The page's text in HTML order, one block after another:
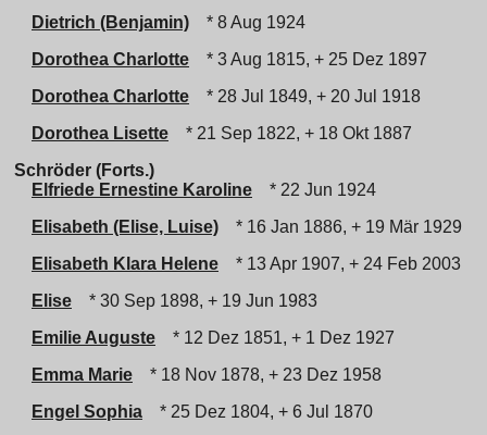
Dietrich (Benjamin)
* 8 Aug 1924
Dorothea Charlotte
* 3 Aug 1815, + 25 Dez 1897
Dorothea Charlotte
* 28 Jul 1849, + 20 Jul 1918
Dorothea Lisette
* 21 Sep 1822, + 18 Okt 1887
Schröder (Forts.)
Elfriede Ernestine Karoline
* 22 Jun 1924
Elisabeth (Elise, Luise)
* 16 Jan 1886, + 19 Mär 1929
Elisabeth Klara Helene
* 13 Apr 1907, + 24 Feb 2003
Elise
* 30 Sep 1898, + 19 Jun 1983
Emilie Auguste
* 12 Dez 1851, + 1 Dez 1927
Emma Marie
* 18 Nov 1878, + 23 Dez 1958
Engel Sophia
* 25 Dez 1804, + 6 Jul 1870